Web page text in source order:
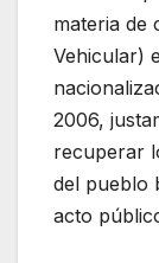
materia de
Vehicular)
2006,
recuperar
del pueblo
acto